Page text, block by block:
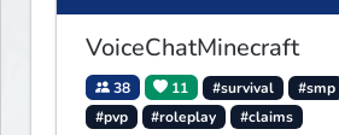
VoiceChatMinecraft
38 11 #survival #smp
#pvp
#roleplay #claims